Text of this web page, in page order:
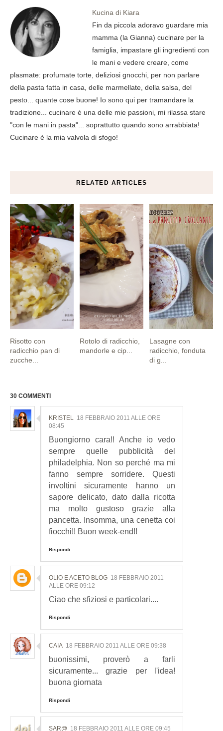
Kucina di Kiara
Fin da piccola adoravo guardare mia
mamma (la Gianna) cucinare per la
famiglia, impastare gli ingredienti con
le mani e vedere creare, come
plasmate: profumate torte, deliziosi gnocchi, per non parlare
della pasta fatta in casa, delle marmellate, della salsa, del
pesto... quante cose buone! Io sono qui per tramandare la
tradizione... cucinare è una delle mie passioni, mi rilassa stare
"con le mani in pasta"... soprattutto quando sono arrabbiata!
Cucinare è la mia valvola di sfogo!
RELATED ARTICLES
Risotto con
radicchio pan di
zucche...
Rotolo di radicchio,
mandorle e cip...
Lasagne con
radicchio, fonduta
di g...
30 COMMENTI
KRISTEL 18 FEBBRAIO 2011 ALLE ORE
08:45
Buongiorno cara!! Anche io vedo
sempre quelle pubblicità del
philadelphia. Non so perché ma mi
fanno sempre sorridere. Questi
involtini sicuramente hanno un
sapore delicato, dato dalla ricotta
ma molto gustoso grazie alla
pancetta. Insomma, una cenetta coi
fiocchi!! Buon week-end!!
Rispondi
OLIO E ACETO BLOG 18 FEBBRAIO 2011
ALLE ORE 09:12
Ciao che sfiziosi e particolari....
Rispondi
CAIA 18 FEBBRAIO 2011 ALLE ORE 09:38
buonissimi, proverò a farli
sicuramente... grazie per l'idea!
buona giornata
Rispondi
SAR@ 18 FEBBRAIO 2011 ALLE ORE 09:45